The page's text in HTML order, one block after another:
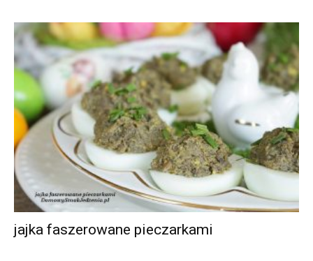
jajka faszerowane pieczarkami